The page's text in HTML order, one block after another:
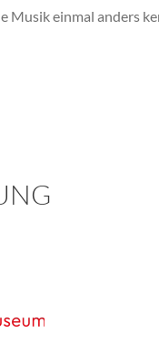
Musik einmal anders